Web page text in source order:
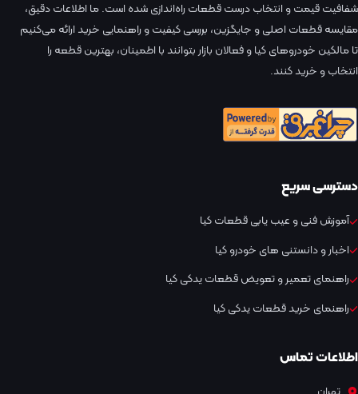
شفافیت قیمت و انتخاب درست قطعات راه‌اندازی شده است. ما اطلاعات دقیق،
مقایسه قطعات اصلی و جایگزین، بررسی کیفیت و راهنمایی خرید ارائه می‌کنیم
تا مالکین خودروهای کیا و فعالان بازار بتوانند با اطمینان، بهترین قطعه را
انتخاب و خرید کنند.
دسترسی سریع
آموزش فنی و عیب یابی قطعات کیا
اخبار و دانستنی های خودرو کیا
راهنمای تعمیر و تعویض قطعات یدکی کیا
راهنمای خرید قطعات یدکی کیا
اطلاعات تماس